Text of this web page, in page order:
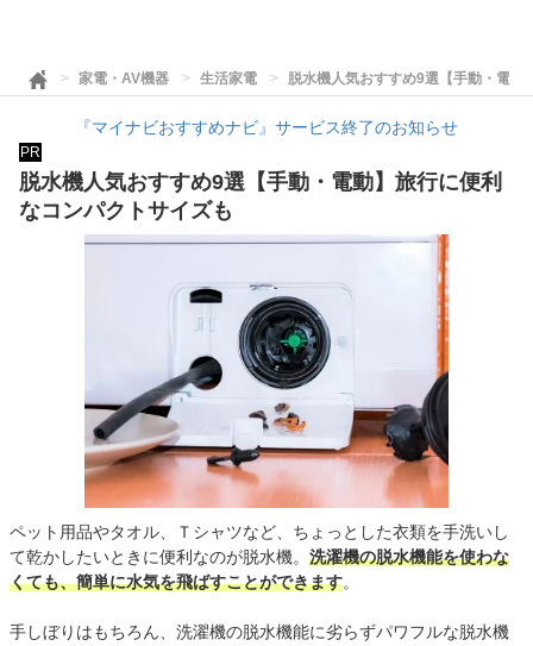
家電・AV機器 生活家電 脱水機人気おすすめ9選【手動・電動
『マイナビおすすめナビ』サービス終了のお知らせ
PR
脱水機人気おすすめ9選【手動・電動】旅行に便利
なコンパクトサイズも
ペット用品やタオル、Ｔシャツなど、ちょっとした衣類を手洗いし
て乾かしたいときに便利なのが脱水機。 洗濯機の脱水機能を使わな
くても、簡単に水気を飛ばすことができます。
手しぼりはもちろん、洗濯機の脱水機能に劣らずパワフルな脱水機